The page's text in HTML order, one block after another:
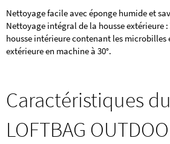
Nettoyage facile avec éponge humide et
Nettoyage intégral de la housse extérieure
housse intérieure contenant les microbilles
extérieure en machine à 30°.
Caractéristiques
LOFTBAG